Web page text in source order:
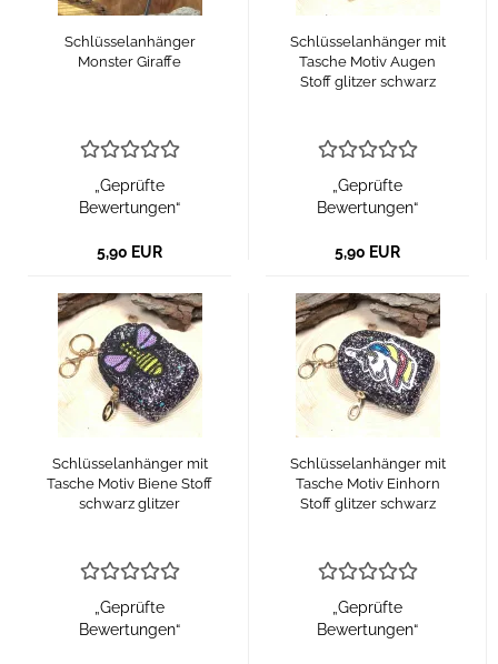
Schlüsselanhänger
Monster Giraffe
„Geprüfte
Bewertungen“
5,90 EUR
Schlüsselanhänger mit
Tasche Motiv Augen
Stoff glitzer schwarz
„Geprüfte
Bewertungen“
5,90 EUR
Schlüsselanhänger mit
Tasche Motiv Biene Stoff
schwarz glitzer
„Geprüfte
Bewertungen“
Schlüsselanhänger mit
Tasche Motiv Einhorn
Stoff glitzer schwarz
„Geprüfte
Bewertungen“